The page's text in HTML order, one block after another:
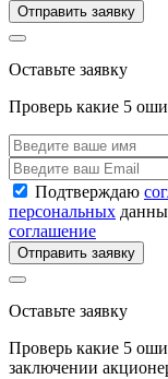
Отправить заявку
Оставьте заявку
Проверь какие 5
Подтверждаю
персональных
соглашение
Отправить заявку
Оставьте заявку
Проверь какие 5
заключении